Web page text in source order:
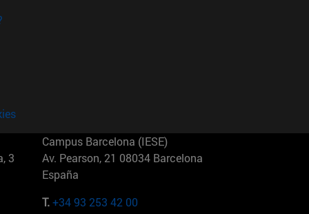
3
Campus Barcelona (IESE)
Av. Pearson, 21 08034 Barcelona
España
T.+34 93 253 42 00